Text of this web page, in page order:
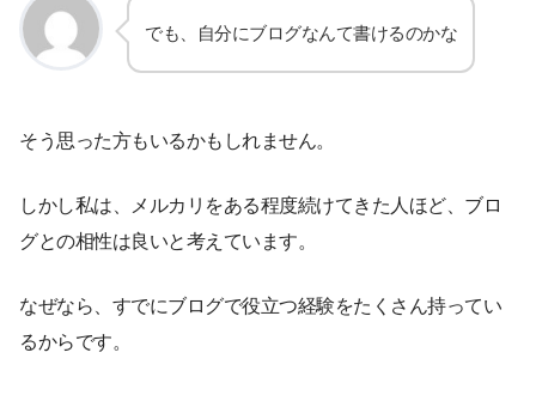
でも、自分にブログなんて書けるのかな
そう思った方もいるかもしれません。
しかし私は、メルカリをある程度続けてきた人ほど、ブロ
グとの相性は良いと考えています。
なぜなら、すでにブログで役立つ経験をたくさん持ってい
るからです。